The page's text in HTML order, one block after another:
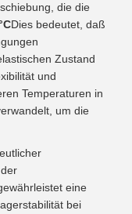
die die
Dies bedeutet, daß
Zustand
und
Temperaturen in
um die
eine
bei